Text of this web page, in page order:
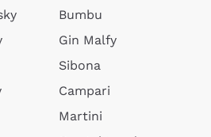
Bumbu
Gin Malfy
Sibona
Campari
Martini